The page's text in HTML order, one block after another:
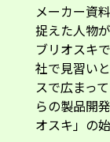
メーカー資
捉えた人物
ブリオスキ
社で見習い
スで広まっ
らの製品開
オスキ」の